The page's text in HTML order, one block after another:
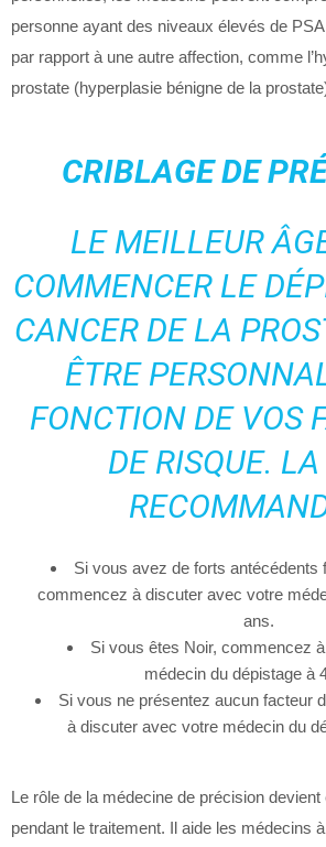
personne ayant des niveaux élevés de
par rapport à une autre affection, comme
prostate (hyperplasie bénigne de la
CRIBLAGE DE
LE MEILLEUR
COMMENCER LE
CANCER DE LA
ÊTRE
FONCTION DE VOS
DE RISQUE. LA
Si vous avez de forts antécédents
commencez à discuter avec votre
ans.
Si vous êtes Noir, commencez
médecin du dépistage à
Si vous ne présentez aucun facteur
à discuter avec votre médecin du
Le rôle de la médecine de précision
pendant le traitement. Il aide les médecins